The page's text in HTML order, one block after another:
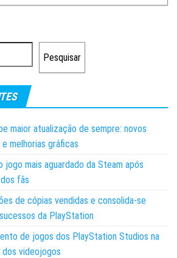
Pesquisar
maior atualização de sempre: novos
melhorias gráficas
mais aguardado da Steam após
fãs
de cópias vendidas e consolida-se
da PlayStation
de jogos dos PlayStation Studios na
dos videojogos